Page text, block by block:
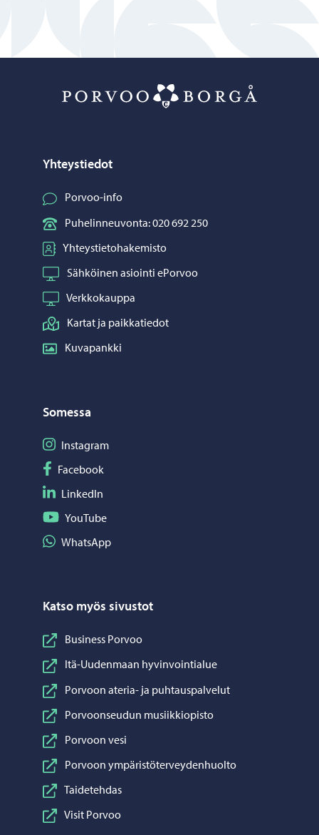
Yhteystiedot
Porvoo-info
Puhelinneuvonta: 020 692 250
Yhteystietohakemisto
Sähköinen asiointi ePorvoo
Verkkokauppa
Kartat ja paikkatiedot
Kuvapankki
Somessa
Seuraa Instagram
Instagram
Seuraa Facebook
Facebook
Seuraa LinkedIn
LinkedIn
Seuraa YouTube
YouTube
Jaa WhatsApp
WhatsApp
Katso myös sivustot
Business Porvoo
Itä-Uudenmaan hyvinvointialue
Porvoon ateria- ja puhtauspalvelut
Porvoonseudun musiikkiopisto
Porvoon vesi
Porvoon ympäristöterveydenhuolto
Taidetehdas
Visit Porvoo